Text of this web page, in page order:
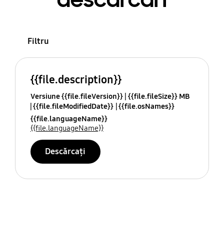
Filtru
{{file.description}}
Versiune {{file.fileVersion}} {{file.fileSize}} MB
{{file.fileModifiedDate}} {{file.osNames}}
{{file.languageName}}
{{file.languageName}}
Descărcați